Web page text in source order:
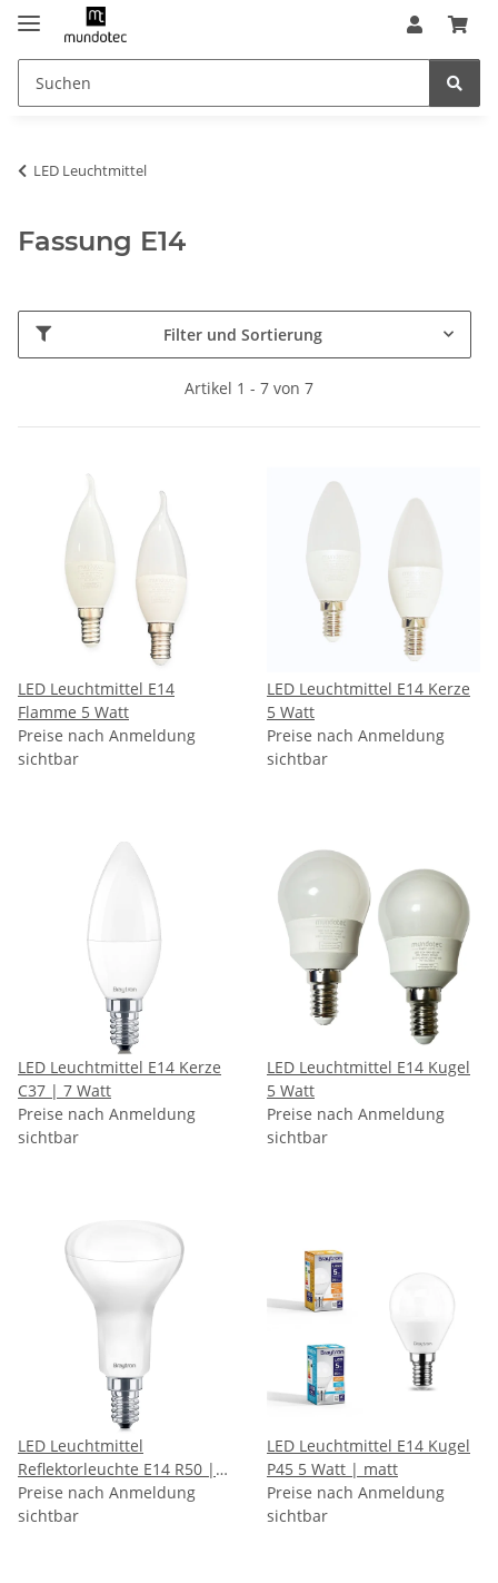
LED Leuchtmittel
Fassung E14
Filter und Sortierung
Artikel 1 - 7 von 7
LED Leuchtmittel E14
Flamme 5 Watt
Preise nach Anmeldung
sichtbar
LED Leuchtmittel E14 Kerze
5 Watt
Preise nach Anmeldung
sichtbar
LED Leuchtmittel E14 Kerze
C37 | 7 Watt
Preise nach Anmeldung
sichtbar
LED Leuchtmittel E14 Kugel
5 Watt
Preise nach Anmeldung
sichtbar
LED Leuchtmittel
Reflektorleuchte E14 R50 | 6
Watt
Preise nach Anmeldung
sichtbar
LED Leuchtmittel E14 Kugel
P45 5 Watt | matt
Preise nach Anmeldung
sichtbar